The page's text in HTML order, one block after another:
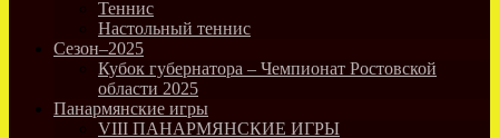
Теннис
Настольный теннис
Сезон–2025
Кубок губернатора – Чемпионат Ростовской
области 2025
Панармянские игры
VIII ПАНАРМЯНСКИЕ ИГРЫ